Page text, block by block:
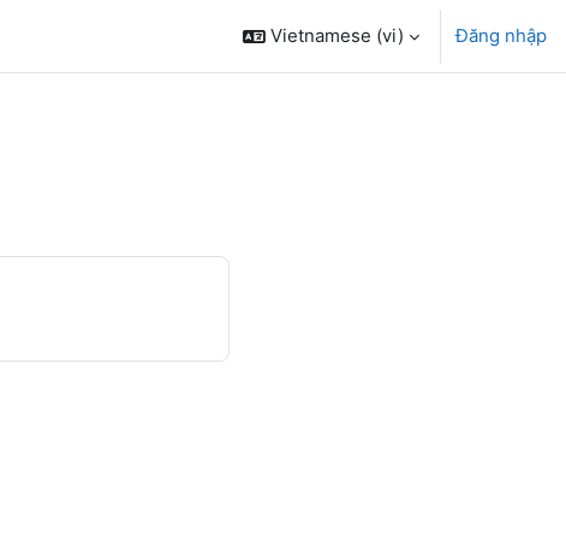
Vietnamese ‎(vi)‎ Đăng nhập